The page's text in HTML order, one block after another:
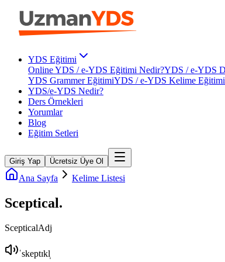
YDS Eğitimi
Online YDS / e-YDS Eğitimi Nedir?YDS / e-YDS
YDS Grammer EğitimiYDS / e-YDS Kelime Eğitimi
YDS/e-YDS Nedir?
Ders Örnekleri
Yorumlar
Blog
Eğitim Setleri
Giriş Yap Ücretsiz Üye Ol
Ana Sayfa Kelime Listesi
Sceptical.
ScepticalAdj
ˈskeptɪkl̩